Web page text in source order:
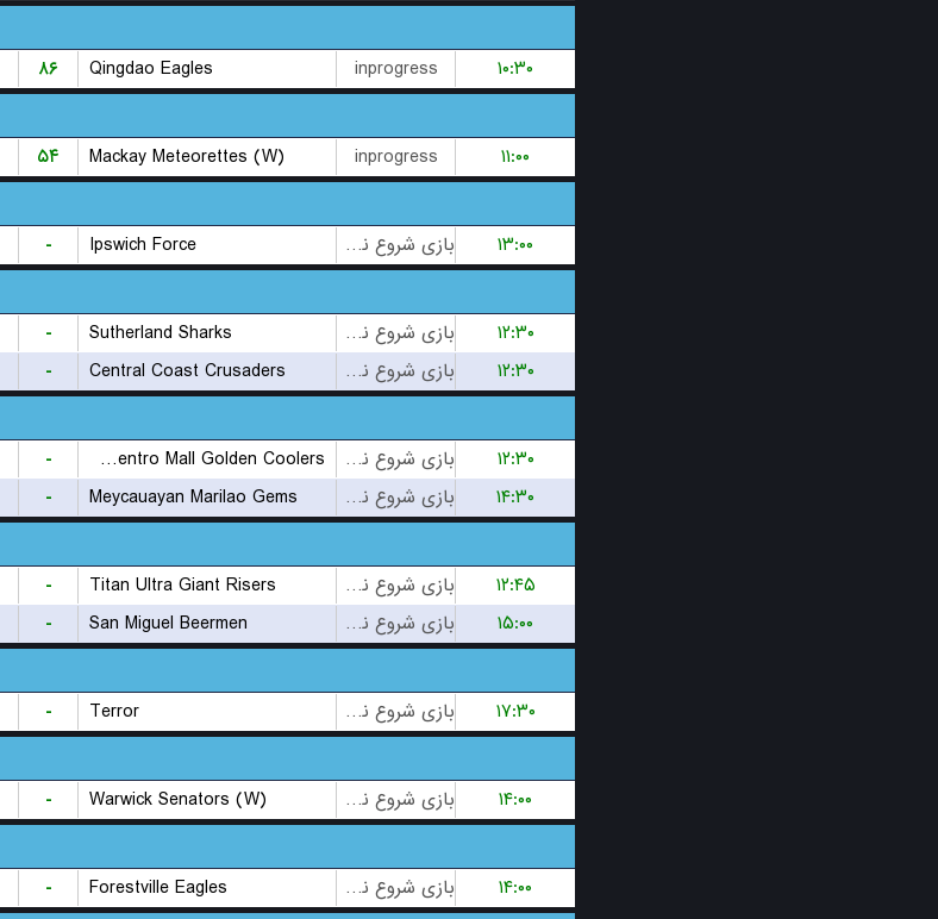
۸۶ Qingdao Eagles inprogress
۱۰:۳۰
۵۴ Mackay Meteorettes (W) inprogress
۱۱:۰۰
- Ipswich Force بازی شروع نشده است
۱۳:۰۰
- Sutherland Sharks بازی شروع نشده است
۱۲:۳۰
- Central Coast Crusaders بازی شروع نشده است
۱۲:۳۰
- Rizal Xentro Mall Golden Coolers بازی شروع نشده است
۱۲:۳۰
- Meycauayan Marilao Gems بازی شروع نشده است
۱۴:۳۰
- Titan Ultra Giant Risers بازی شروع نشده است
۱۲:۴۵
- San Miguel Beermen بازی شروع نشده است
۱۵:۰۰
- Terror بازی شروع نشده است
۱۷:۳۰
- Warwick Senators (W) بازی شروع نشده است
۱۴:۰۰
- Forestville Eagles بازی شروع نشده است
۱۴:۰۰